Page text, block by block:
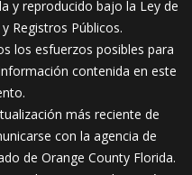
y reproducido bajo la Ley de
Registros Públicos.
los esfuerzos posibles para
contenida en este
más reciente de
con la agencia de
de Orange County Florida.